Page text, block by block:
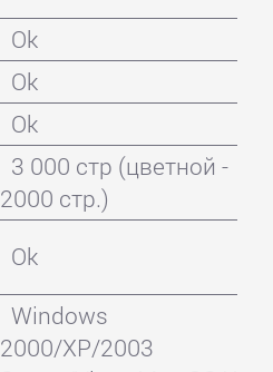
Ok
Ok
Ok
3 000 стр (цветной -
2000 стр.)
Ok
Windows
2000/XP/2003